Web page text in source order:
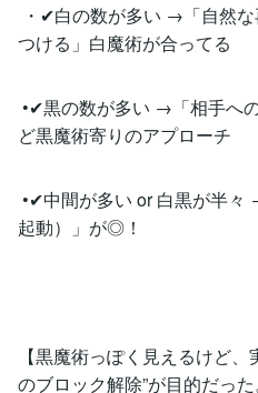
・✔︎白の数が多い →「自然
つける」白魔術が合ってる
•✔︎黒の数が多い →「相手へ
ど黒魔術寄りのアプローチ
•✔︎中間が多い or 白黒が半
起動）」が◎！
【黒魔術っぽく見えるけど、
のブロック解除”が目的だっ